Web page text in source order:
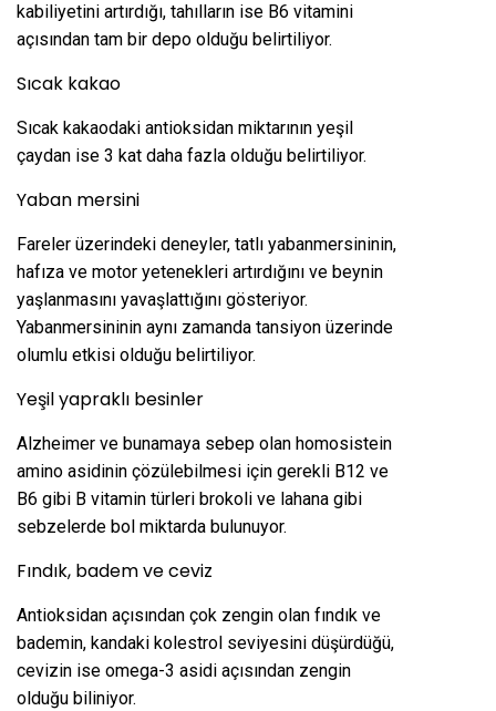
kabiliyetini artırdığı, tahılların ise B6 vitamini
açısından tam bir depo olduğu belirtiliyor.
Sıcak kakao
Sıcak kakaodaki antioksidan miktarının yeşil
çaydan ise 3 kat daha fazla olduğu belirtiliyor.
Yaban mersini
Fareler üzerindeki deneyler, tatlı yabanmersininin,
hafıza ve motor yetenekleri artırdığını ve beynin
yaşlanmasını yavaşlattığını gösteriyor.
Yabanmersininin aynı zamanda tansiyon üzerinde
olumlu etkisi olduğu belirtiliyor.
Yeşil yapraklı besinler
Alzheimer ve bunamaya sebep olan homosistein
amino asidinin çözülebilmesi için gerekli B12 ve
B6 gibi B vitamin türleri brokoli ve lahana gibi
sebzelerde bol miktarda bulunuyor.
Fındık, badem ve ceviz
Antioksidan açısından çok zengin olan fındık ve
bademin, kandaki kolestrol seviyesini düşürdüğü,
cevizin ise omega-3 asidi açısından zengin
olduğu biliniyor.